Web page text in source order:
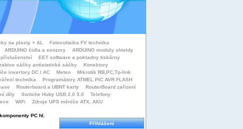
na plasty + AL
Fotovoltaika FV technika
ARDUINO čidla a senzory
ARDUINO moduly shieldy
příslušenství
EET software a pokladny tiskárny
sáčky antistatické sáčky
Konektory
invertory DC / AC Meteo
Mikrotik RB,PC,Tp-link
technika
Programátory ATMEL PIC AVR FLASH
Routerboard a UBNT karty
RouterBoard zařízení
díly Switche Huby USB 2.0 3.0
Telefony
WiFi Zdroje UPS měniče ATX, AKU
PC hl.
Přihlášení